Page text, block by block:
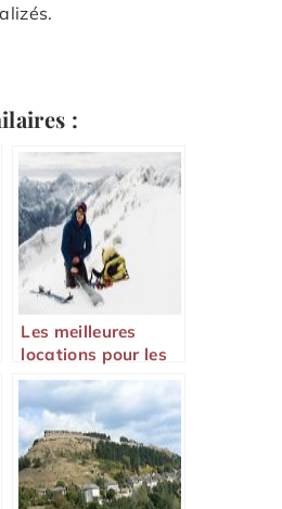
:
Les meilleures
locations pour les
amoureux du plein
air et des sports